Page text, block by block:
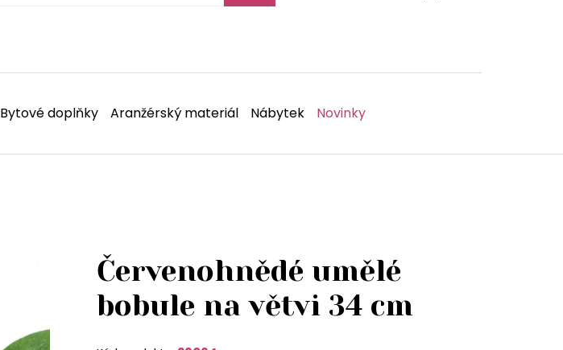
Bytové doplňky Aranžérský materiál Nábytek Novinky
Červenohnědé umělé
bobule na větvi 34 cm